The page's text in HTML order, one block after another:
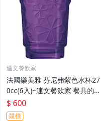
連文餐飲家
法國樂美雅 芬尼弗紫色水杯27
0cc(6入)~連文餐飲家 餐具的家
果汁杯 玻璃杯 平底杯ACJ3685
(已售完無庫存)
$ 600
競標